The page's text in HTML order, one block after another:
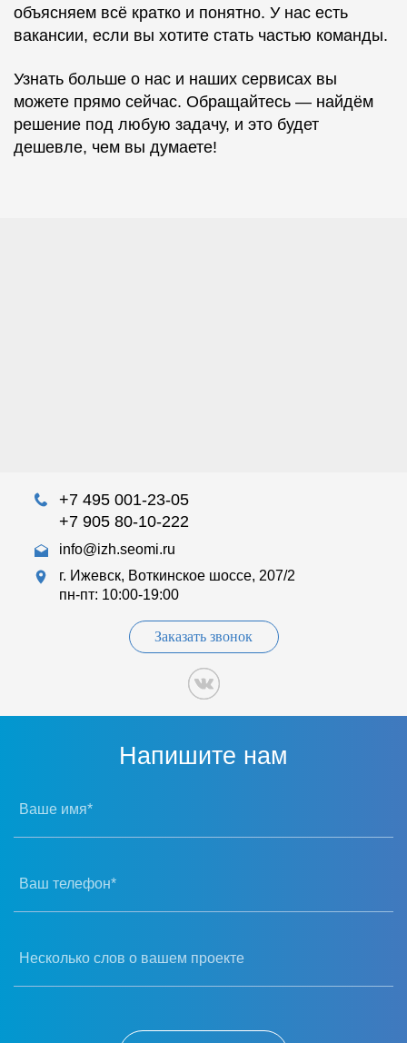
объясняем всё кратко и понятно. У нас есть
вакансии, если вы хотите стать частью команды.
Узнать больше о нас и наших сервисах вы
можете прямо сейчас. Обращайтесь — найдём
решение под любую задачу, и это будет
дешевле, чем вы думаете!
+7 495 001-23-05
+7 905 80-10-222
info@izh.seomi.ru
г. Ижевск, Воткинское шоссе, 207/2
пн-пт: 10:00-19:00
Заказать звонок
Напишите нам
Ваше имя*
Ваш телефон*
Несколько слов о вашем проекте